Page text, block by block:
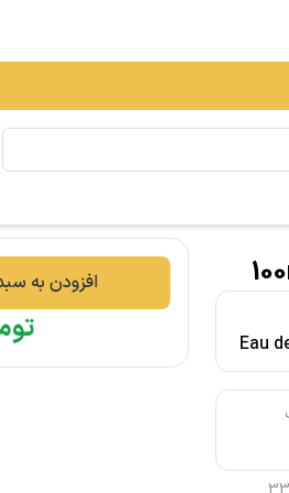
Eau
افزودن به